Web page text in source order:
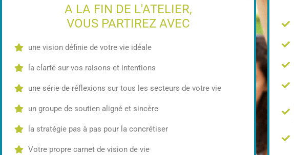
A LA FIN DE L'ATELIER,
VOUS PARTIREZ AVEC
une vision définie de votre vie idéale
la clarté sur vos raisons et intentions
une série de réflexions sur tous les secteurs de votre vie
un groupe de soutien aligné et sincère
la stratégie pas à pas pour la concrétiser
Votre propre carnet de vision de vie